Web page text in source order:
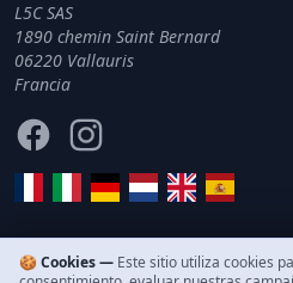
L5C SAS
1890 chemin Saint Bernard
06220 Vallauris
Francia
FacebookInstagram
🍪 Cookies — Este sitio utiliza cookies